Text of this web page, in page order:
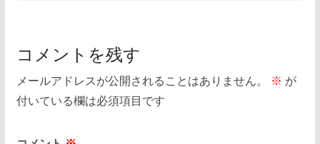
コメントを残す
メールアドレスが公開されることはありません。 ※ が
付いている欄は必須項目です